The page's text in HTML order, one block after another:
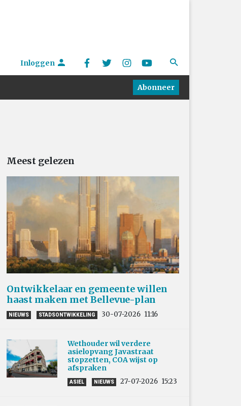
Inloggen
Abonneer
Meest gelezen
Ontwikkelaar en gemeente willen
haast maken met Bellevue-plan
NIEUWS STADSONTWIKKELING 30-07-2026 11:16
Wethouder wil verdere
asielopvang Javastraat
stopzetten, COA wijst op
afspraken
ASIEL NIEUWS 27-07-2026 15:23